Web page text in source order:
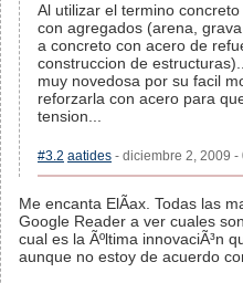
Al utilizar el termino
con agregados (arena,
a concreto con acero de
construccion de
muy novedosa por su facil
reforzarla con acero para
tension...
#3.2 aatides - diciembre 2, 2009
Me encanta ElÃ­ax. Todas las
Google Reader a ver cuales
cual es la Ãºltima innovaciÃ³n
aunque no estoy de acuerdo